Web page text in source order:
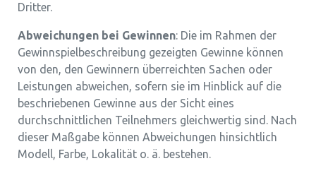
Dritter.
Abweichungen bei Gewinnen: Die im Rahmen der
Gewinnspielbeschreibung gezeigten Gewinne können
von den, den Gewinnern überreichten Sachen oder
Leistungen abweichen, sofern sie im Hinblick auf die
beschriebenen Gewinne aus der Sicht eines
durchschnittlichen Teilnehmers gleichwertig sind. Nach
dieser Maßgabe können Abweichungen hinsichtlich
Modell, Farbe, Lokalität o. ä. bestehen.